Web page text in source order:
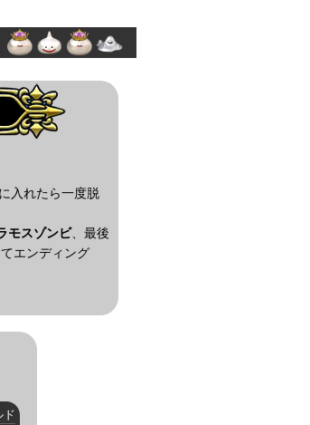
入れたら一度脱
モスゾンビ、最後
エンディング
ド